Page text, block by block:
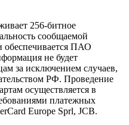
256-битное
сообщаемой
обеспечивается ПАО
не будет
за исключением случаев,
РФ. Проведение
осуществляется в
платежных
Europe Sprl, JCB.